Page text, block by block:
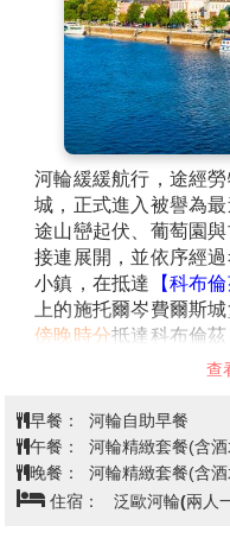
茵河的靜謐風光，傍
迎酒會，沉浸於歐洲
夜12:00啟航前往柯
18:00)
河輪緩緩航行，途經
城，正式進入被譽為
途山巒起伏、葡萄園
接連展開，並依序經
小鎮，在抵達 【科布
上的施托爾岑費爾斯
傍晚時分抵達科布倫
受千年歷史與河畔風情
為軍事與交通要地，
角」，兩條大河在此
史的興衰與統一，沿
與傳統建築交織出的
查
早餐：
河輪自助早餐
午餐：
河輪精緻套餐(含
晚餐：
河輪精緻套餐(含
住宿：
泛歐河輪(兩人